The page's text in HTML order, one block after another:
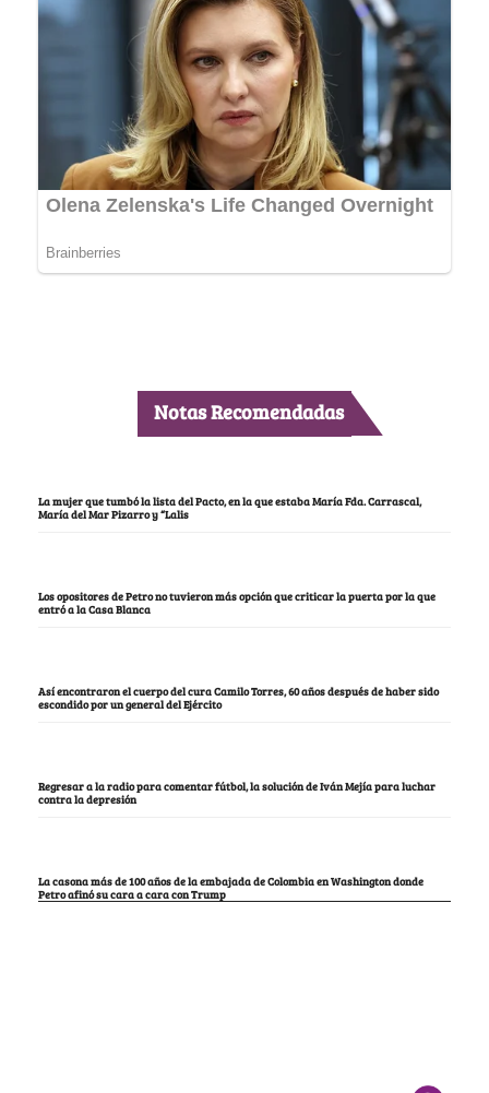
Notas Recomendadas
La mujer que tumbó la lista del Pacto, en la que estaba María Fda. Carrascal,
María del Mar Pizarro y “Lalis
Los opositores de Petro no tuvieron más opción que criticar la puerta por la que
entró a la Casa Blanca
Así encontraron el cuerpo del cura Camilo Torres, 60 años después de haber sido
escondido por un general del Ejército
Regresar a la radio para comentar fútbol, la solución de Iván Mejía para luchar
contra la depresión
La casona más de 100 años de la embajada de Colombia en Washington donde
Petro afinó su cara a cara con Trump